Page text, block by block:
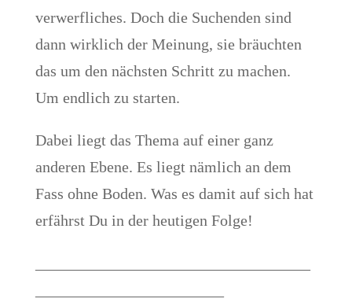
verwerfliches. Doch die Suchenden sind
dann wirklich der Meinung, sie bräuchten
das um den nächsten Schritt zu machen.
Um endlich zu starten.
Dabei liegt das Thema auf einer ganz
anderen Ebene. Es liegt nämlich an dem
Fass ohne Boden. Was es damit auf sich hat
erfährst Du in der heutigen Folge!